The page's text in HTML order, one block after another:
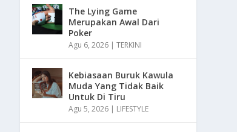
The Lying Game
Merupakan Awal Dari
Poker
Agu 6, 2026 |TERKINI
Kebiasaan Buruk Kawula
Muda Yang Tidak Baik
Untuk Di Tiru
Agu 5, 2026 | LIFESTYLE